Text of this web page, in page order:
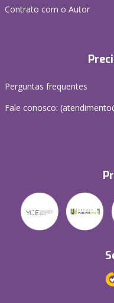
Contrato com o Autor
Perguntas frequentes
Fale conosco: